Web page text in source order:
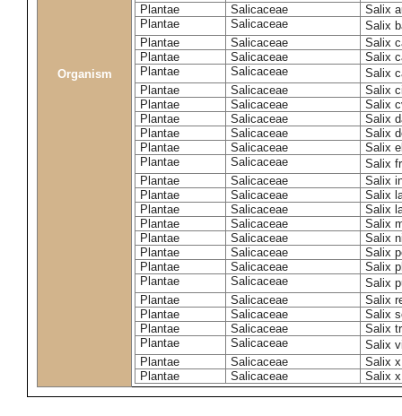
Organism
Plantae
Salicaceae
Salix
Plantae
Salicaceae
Salix
Plantae
Salicaceae
Salix
Plantae
Salicaceae
Salix
Plantae
Salicaceae
Salix
Plantae
Salicaceae
Salix
Plantae
Salicaceae
Salix
Plantae
Salicaceae
Salix
Plantae
Salicaceae
Salix
Plantae
Salicaceae
Salix
Plantae
Salicaceae
Salix
Plantae
Salicaceae
Salix
Plantae
Salicaceae
Salix
Plantae
Salicaceae
Salix
Plantae
Salicaceae
Salix
Plantae
Salicaceae
Salix
Plantae
Salicaceae
Salix
Plantae
Salicaceae
Salix
Plantae
Salicaceae
Salix
Plantae
Salicaceae
Salix
Plantae
Salicaceae
Salix
Plantae
Salicaceae
Salix
Plantae
Salicaceae
Salix
Plantae
Salicaceae
Salix
Plantae
Salicaceae Salix